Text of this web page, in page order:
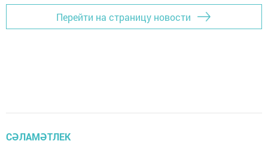
Перейти на страницу новости
СӘЛАМӘТЛЕК